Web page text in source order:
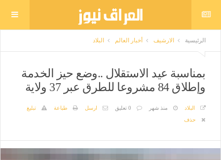
الرئيسية الارشيف أخبار العالم البلاد
بمناسبة عيد الاستقلال ..وضع حيز الخدمة
وإطلاق 84 مشروعا للطرق عبر 37 ولاية
البلاد منذ شهر 0 تعليق ارسل طباعة
تبليغ
حذف